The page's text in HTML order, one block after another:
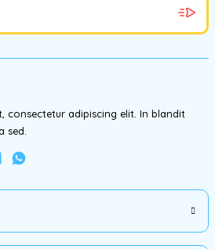
consectetur adipiscing elit. In blandit
sed.